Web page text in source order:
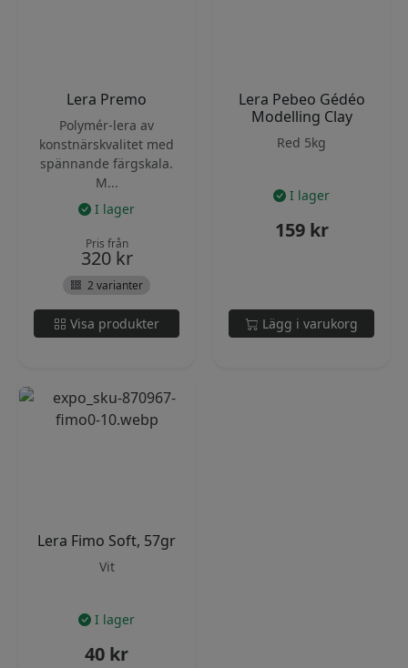
Lera Premo
Polymér-lera av
konstnärskvalitet med
spännande färgskala.
M...
I lager
Pris från
320 kr
2 varianter
Visa produkter
Lera Pebeo Gédéo
Modelling Clay
Red 5kg
I lager
159 kr
Lägg i varukorg
Lera Fimo Soft, 57gr
Vit
I lager
40 kr